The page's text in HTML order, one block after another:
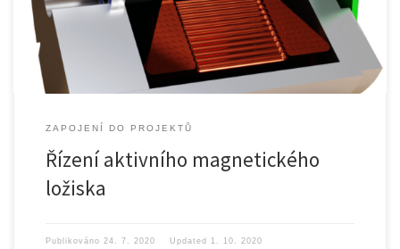
ZAPOJENÍ DO PROJEKTŮ
Řízení aktivního magnetického
ložiska
Publikováno 24. 7. 2020 Updated 1. 10. 2020